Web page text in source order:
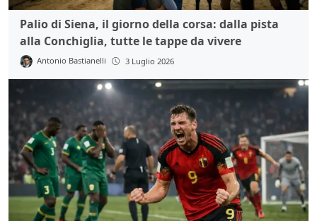
Palio di Siena, il giorno della corsa: dalla pista
alla Conchiglia, tutte le tappe da vivere
Antonio Bastianelli 3 Luglio 2026